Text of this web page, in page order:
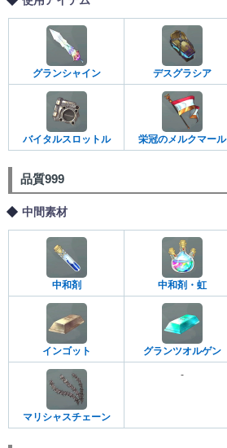
グランシャイン デスグラシア
バイタルスロットル 栄冠のメルクマール
品質999
中間素材
中和剤 中和剤・虹
インゴット グランツオルゲン
マリシャスチェーン
-